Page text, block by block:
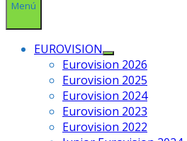
Menú
EUROVISION
Mostrar
el
submenú
Eurovision 2026
Eurovision 2025
Eurovision 2024
Eurovision 2023
Eurovision 2022